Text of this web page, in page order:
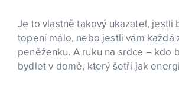
Je to vlastně takový ukazatel, jestli
topení málo, nebo jestli vám každá
peněženku. A ruku na srdce – kdo
bydlet v domě, který šetří jak